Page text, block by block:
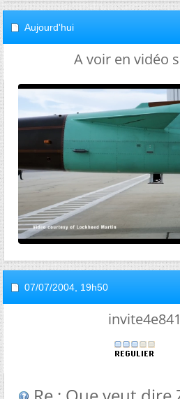
Aujourd'hui
A voir en vidéo
07/07/2004, 19h50